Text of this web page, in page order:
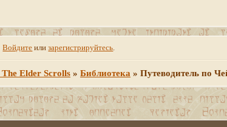
Войдите илизарегистрируйтесь
Elder Scrolls »Библиотека »Путеводитель по